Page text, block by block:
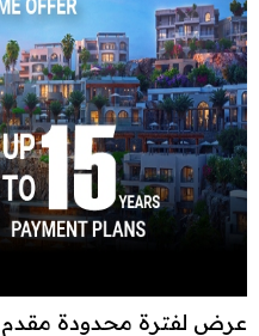
عرض لفترة محدودة مقدم 1.5% و تقسيط علي 15 سنة